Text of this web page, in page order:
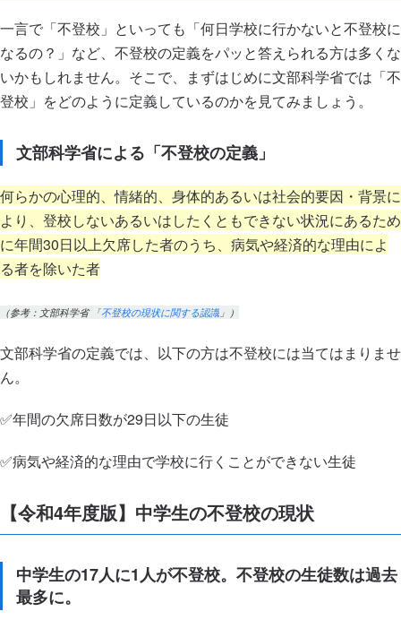
一言で「不登校」といっても「何日学校に行かないと不登校に
なるの？」など、不登校の定義をパッと答えられる方は多くな
いかもしれません。そこで、まずはじめに文部科学省では「不
登校」をどのように定義しているのかを見てみましょう。
文部科学省による「不登校の定義」
何らかの心理的、情緒的、身体的あるいは社会的要因・背景に
より、登校しないあるいはしたくともできない状況にあるため
に年間30日以上欠席した者のうち、病気や経済的な理由によ
る者を除いた者
（参考：文部科学省 「不登校の現状に関する認識 」）
文部科学省の定義では、以下の方は不登校には当てはまりませ
ん。
✅年間の欠席日数が29日以下の生徒
✅病気や経済的な理由で学校に行くことができない生徒
【令和4年度版】中学生の不登校の現状
中学生の17人に1人が不登校。不登校の生徒数は過去
最多に。